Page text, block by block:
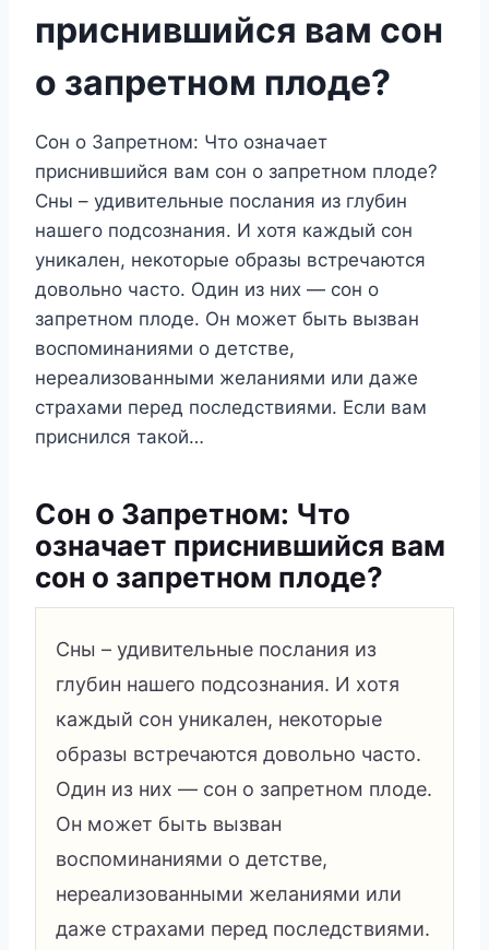
приснившийся вам сон
о запретном плоде?
Сон о Запретном: Что означает
приснившийся вам сон о запретном плоде?
Сны – удивительные послания из глубин
нашего подсознания. И хотя каждый сон
уникален, некоторые образы встречаются
довольно часто. Один из них — сон о
запретном плоде. Он может быть вызван
воспоминаниями о детстве,
нереализованными желаниями или даже
страхами перед последствиями. Если вам
приснился такой…
Сон о Запретном: Что
означает приснившийся вам
сон о запретном плоде?
Сны – удивительные послания из
глубин нашего подсознания. И хотя
каждый сон уникален, некоторые
образы встречаются довольно часто.
Один из них — сон о запретном плоде.
Он может быть вызван
воспоминаниями о детстве,
нереализованными желаниями или
даже страхами перед последствиями.